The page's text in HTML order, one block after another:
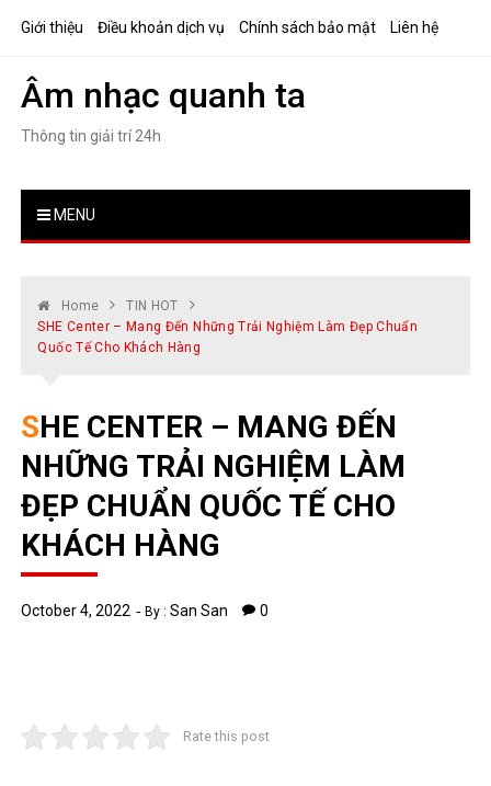
Giới thiệu Điều khoản dịch vụ Chính sách bảo mật Liên hệ
Âm nhạc quanh ta
Thông tin giải trí 24h
MENU
Home
TIN HOT
SHE Center – Mang Đến Những Trải Nghiệm Làm Đẹp Chuẩn
Quốc Tế Cho Khách Hàng
SHE CENTER – MANG ĐẾN
NHỮNG TRẢI NGHIỆM LÀM
ĐẸP CHUẨN QUỐC TẾ CHO
KHÁCH HÀNG
October 4, 2022 By :San San 0
Rate this post